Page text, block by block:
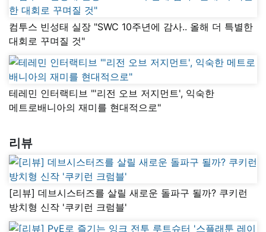
컴투스 빈성태 실장 "SWC 10주년에 감사.. 올해 더 특별한
대회로 꾸며질 것"
테레민 인터랙티브 "'리전 오브 저지먼트', 익숙한
메트로배니아의 재미를 현대적으로"
리뷰
[리뷰] 데브시스터즈를 살릴 새로운 돌파구 될까? 쿠키런
방치형 신작 '쿠키런 크럼블'